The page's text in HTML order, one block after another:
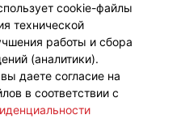
мира.
cookie-файлы
технической
работы и сбора
(аналитики).
даете согласие на
в соответствии с